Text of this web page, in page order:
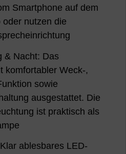
Smartphone auf dem
nutzen die
& Nacht: Das
komfortabler Weck-,
sowie
ausgestattet. Die
ist praktisch als
ablesbares LED-